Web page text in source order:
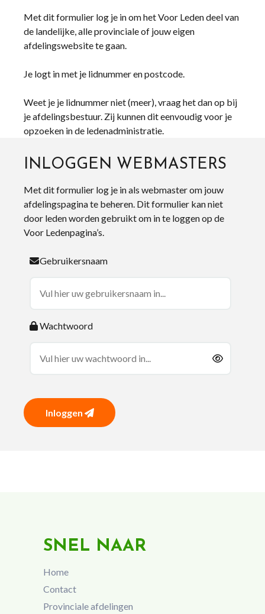
Met dit formulier log je in om het Voor Leden deel van
de landelijke, alle provinciale of jouw eigen
afdelingswebsite te gaan.
Je logt in met je lidnummer en postcode.
Weet je je lidnummer niet (meer), vraag het dan op bij
je afdelingsbestuur. Zij kunnen dit eenvoudig voor je
opzoeken in de ledenadministratie.
INLOGGEN WEBMASTERS
Met dit formulier log je in als webmaster om jouw
afdelingspagina te beheren. Dit formulier kan niet
door leden worden gebruikt om in te loggen op de
Voor Ledenpagina’s.
Gebruikersnaam
Wachtwoord
Inloggen
SNEL NAAR
Home
Contact
Provinciale afdelingen